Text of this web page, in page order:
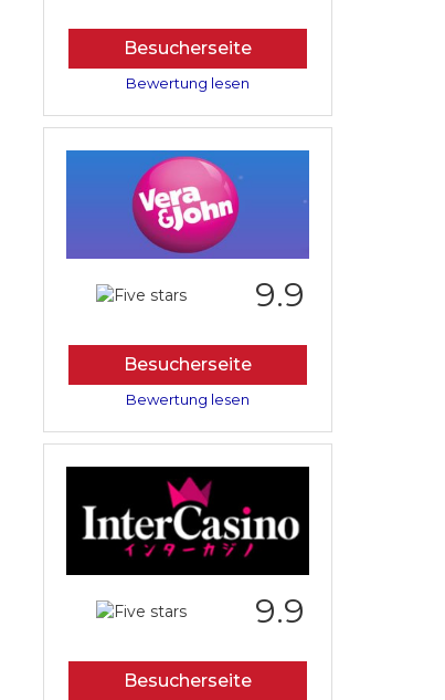
Besucherseite
Bewertung lesen
9.9
Besucherseite
Bewertung lesen
9.9
Besucherseite